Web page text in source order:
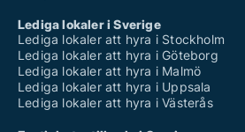
Lediga lokaler i Sverige
Lediga lokaler att hyra i Stockholm
Lediga lokaler att hyra i Göteborg
Lediga lokaler att hyra i Malmö
Lediga lokaler att hyra i Uppsala
Lediga lokaler att hyra i Västerås